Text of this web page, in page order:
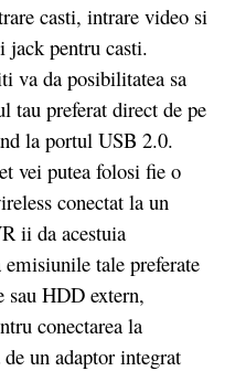
casti, intrare video si
pentru casti.
va da posibilitatea sa
tau preferat direct de pe
la portul USB 2.0.
vei putea folosi fie o
conectat la un
ii da acestuia
tale preferate
sau HDD extern,
conectarea la
un adaptor integrat